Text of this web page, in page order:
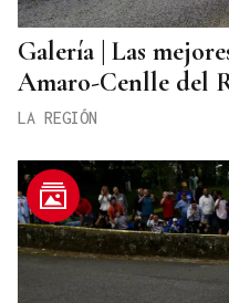
Galería | Las
Amaro-Cenlle del
LA REGIÓN